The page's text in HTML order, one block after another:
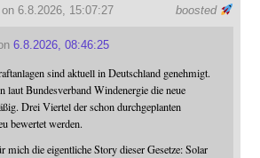
boosted
6.8.2026, 15:07:27
6.8.2026, 08:46:25
sind aktuell in Deutschland genehmigt.
laut Bundesverband Windenergie die neue
Drei Viertel der schon durchgeplanten
bewertet werden.
die eigentliche Story dieser Gesetze: Solar